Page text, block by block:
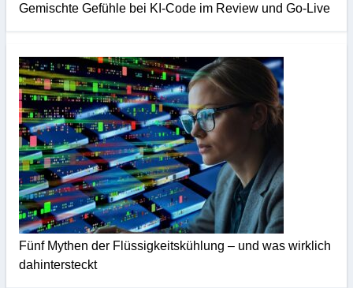
Gemischte Gefühle bei KI-Code im Review und Go-Live
Fünf Mythen der Flüssigkeitskühlung – und was wirklich
dahintersteckt